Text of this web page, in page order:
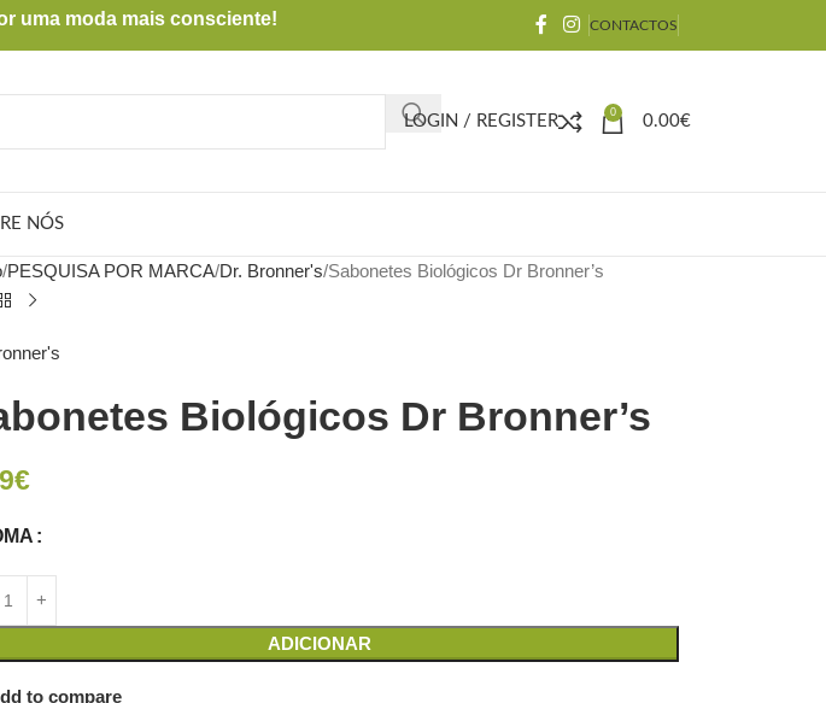
uma moda mais consciente! CONTACTOS
LOGIN / REGISTER
0
0.00€
NÓS
PESQUISA POR MARCA Dr. Bronner's Sabonetes Biológicos Dr Bronner’s
Biológicos Dr Bronner’s
€
ADICIONAR
to compare